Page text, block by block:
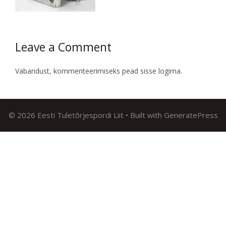
Leave a Comment
Vabandust, kommenteerimiseks pead sisse logima.
© 2026 Eesti Tuletõrjespordi Liit• Built with GeneratePress